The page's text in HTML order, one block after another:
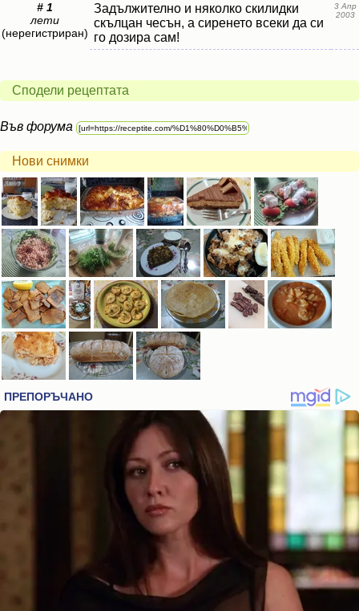
# 1
лети
(нерегистриран)
Задължително и няколко скилидки
скълцан чесън, а сиренето всеки да си
го дозира сам!
3 Апр
2003
Сподели рецептата
Във форума
Нови снимки